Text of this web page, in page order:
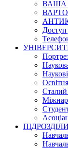
ВАША
Доступ
Сталий
ПІДРОЗДІЛИ